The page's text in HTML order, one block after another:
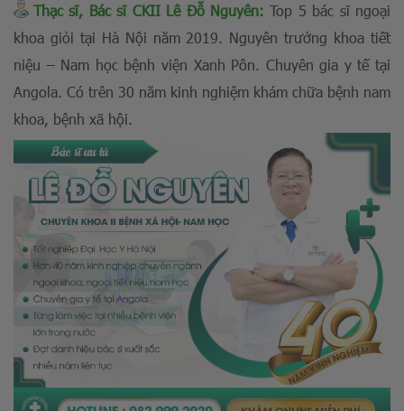
Thạc sĩ, Bác sĩ CKII Lê Đỗ Nguyên: Top 5 bác sĩ ngoại
khoa giỏi tại Hà Nội năm 2019. Nguyên trưởng khoa tiết
niệu – Nam học bệnh viện Xanh Pôn. Chuyên gia y tế tại
Angola. Có trên 30 năm kinh nghiệm khám chữa bệnh nam
khoa, bệnh xã hội.